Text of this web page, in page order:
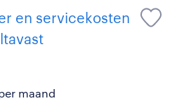
en servicekosten
maand